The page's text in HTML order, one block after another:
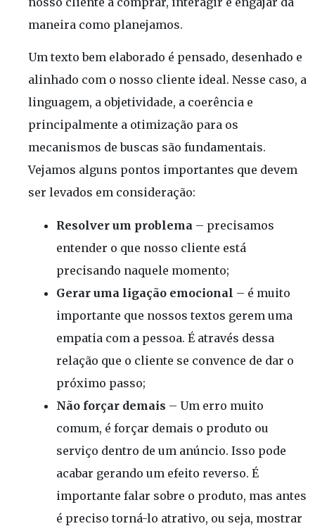
maneira como planejamos.
Um texto bem elaborado é pensado, desenhado e
alinhado com o nosso cliente ideal. Nesse caso, a
linguagem, a objetividade, a coerência e
principalmente a otimização para os
mecanismos de buscas são fundamentais.
Vejamos alguns pontos importantes que devem
ser levados em consideração:
Resolver um problema – precisamos
entender o que nosso cliente está
precisando naquele momento;
Gerar uma ligação emocional – é muito
importante que nossos textos gerem uma
empatia com a pessoa. É através dessa
relação que o cliente se convence de dar o
próximo passo;
Não forçar demais – Um erro muito
comum, é forçar demais o produto ou
serviço dentro de um anúncio. Isso pode
acabar gerando um efeito reverso. É
importante falar sobre o produto, mas antes
é preciso torná-lo atrativo, ou seja, mostrar